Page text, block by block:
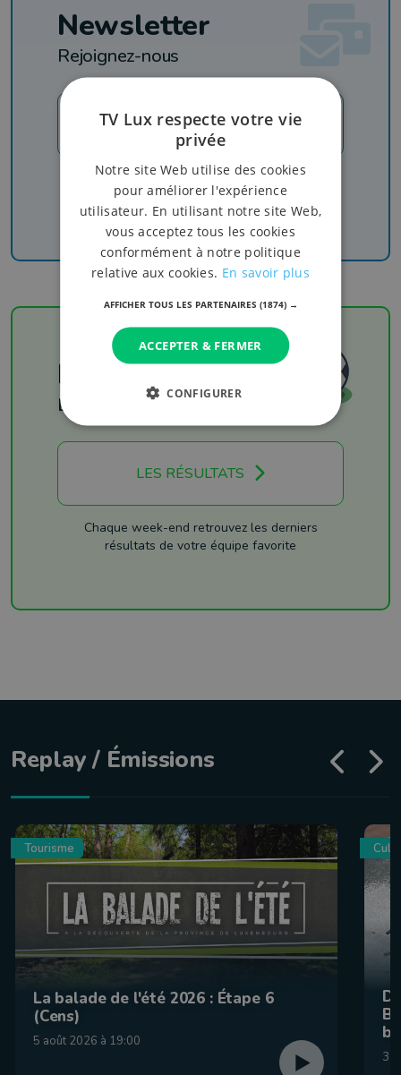
Newsletter
Rejoignez-nous
JE M'INSCRIS
Recevez nos newsletters pour ne rien manquer
de l'info, du sport et de nos émissions
Football
Les résultats
LES RÉSULTATS
Chaque week-end retrouvez les derniers
résultats de votre équipe favorite
Replay / Émissions
Tourisme
La balade de l'été 2026 : Étape 6
(Cens)
5 août 2026 à 19:00
31
TV Lux respecte votre vie
privée
Notre site Web utilise des cookies
pour améliorer l'expérience
utilisateur. En utilisant notre site Web,
vous acceptez tous les cookies
conformément à notre politique
relative aux cookies. En savoir plus
AFFICHER TOUS LES PARTENAIRES (1874) →
ACCEPTER & FERMER
CONFIGURER